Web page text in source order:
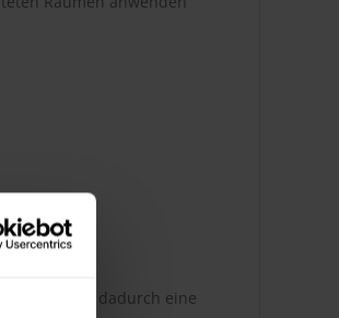
Holz und dadurch eine